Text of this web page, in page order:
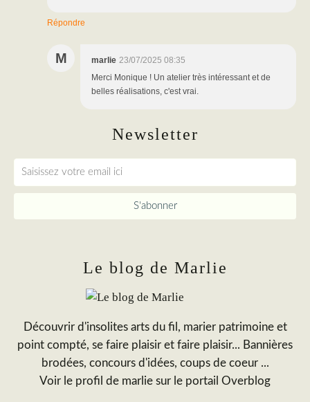
Répondre
M marlie 23/07/2025 08:35
Merci Monique ! Un atelier très intéressant et de
belles réalisations, c'est vrai.
Newsletter
Le blog de Marlie
Découvrir d'insolites arts du fil, marier patrimoine et
point compté, se faire plaisir et faire plaisir... Bannières
brodées, concours d'idées, coups de coeur ...
Voir le profil de marlie sur le portail Overblog